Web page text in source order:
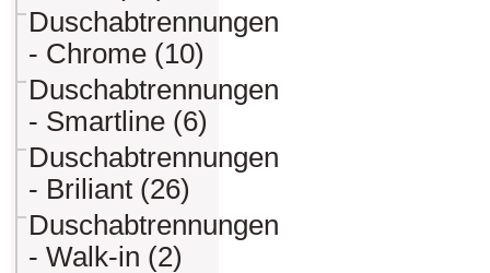
Duschabtrennungen
- Chrome (10)
Duschabtrennungen
- Smartline (6)
Duschabtrennungen
- Briliant (26)
Duschabtrennungen
- Walk-in (2)